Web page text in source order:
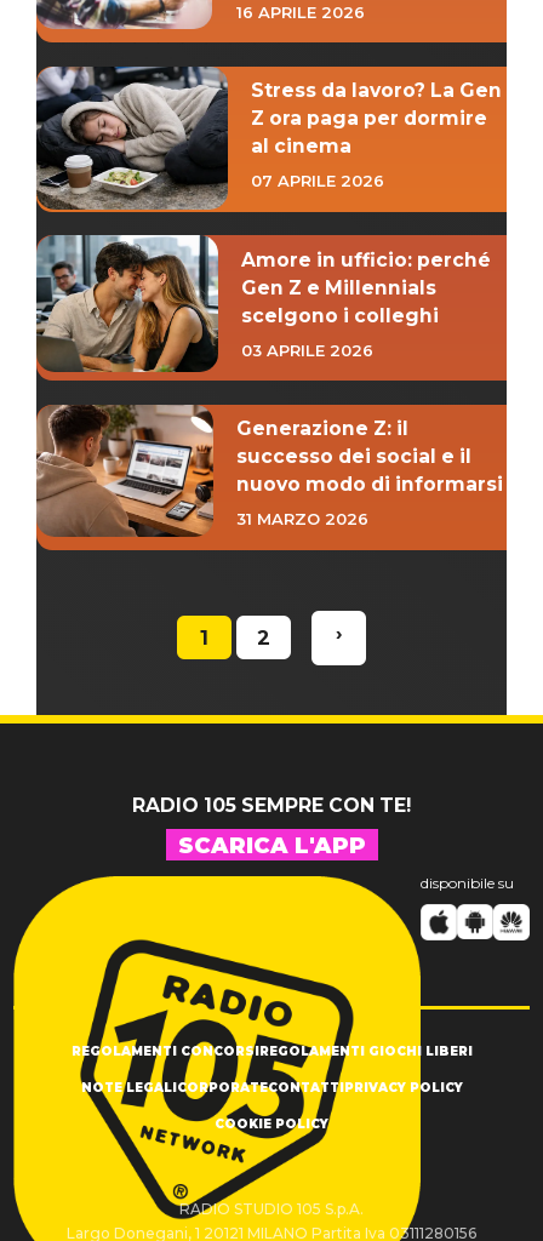
16 APRILE 2026
Stress da lavoro? La Gen
Z ora paga per dormire
al cinema
07 APRILE 2026
Amore in ufficio: perché
Gen Z e Millennials
scelgono i colleghi
03 APRILE 2026
Generazione Z: il
successo dei social e il
nuovo modo di informarsi
31 MARZO 2026
1 2 ›
RADIO 105 SEMPRE CON TE!
SCARICA L'APP
disponibile su
REGOLAMENTI CONCORSIREGOLAMENTI GIOCHI LIBERI
NOTE LEGALICORPORATECONTATTIPRIVACY POLICY
COOKIE POLICY
RADIO STUDIO 105 S.p.A.
Largo Donegani, 1 20121 MILANO Partita Iva 03111280156